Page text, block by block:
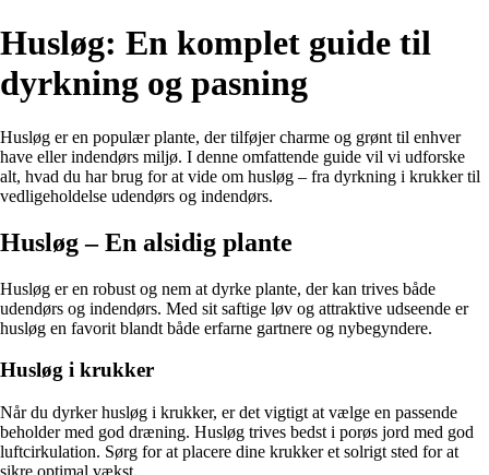
Husløg: En komplet guide til
dyrkning og pasning
Husløg er en populær plante, der tilføjer charme og grønt til enhver
have eller indendørs miljø. I denne omfattende guide vil vi udforske
alt, hvad du har brug for at vide om husløg – fra dyrkning i krukker til
vedligeholdelse udendørs og indendørs.
Husløg – En alsidig plante
Husløg er en robust og nem at dyrke plante, der kan trives både
udendørs og indendørs. Med sit saftige løv og attraktive udseende er
husløg en favorit blandt både erfarne gartnere og nybegyndere.
Husløg i krukker
Når du dyrker husløg i krukker, er det vigtigt at vælge en passende
beholder med god dræning. Husløg trives bedst i porøs jord med god
luftcirkulation. Sørg for at placere dine krukker et solrigt sted for at